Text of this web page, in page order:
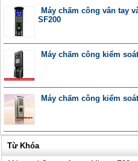
Máy chấm công vân tay
SF200
Máy chấm công kiểm
Máy chấm công kiểm
Từ Khóa